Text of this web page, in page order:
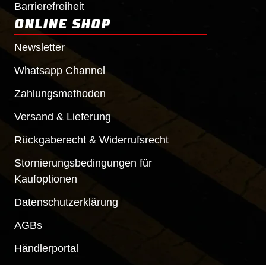
Barrierefreiheit
ONLINE SHOP
Newsletter
Whatsapp Channel
Zahlungsmethoden
Versand & Lieferung
Rückgaberecht & Widerrufsrecht
Stornierungsbedingungen für
Kaufoptionen
Datenschutzerklärung
AGBs
Händlerportal